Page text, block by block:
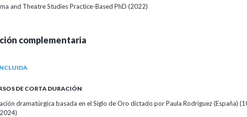
and Theatre Studies Practice-Based PhD (2022)
complementaria
DE CORTA DURACIÓN
dramatúrgica basada en el Siglo de Oro dictado por Paula Rodríguez (España)